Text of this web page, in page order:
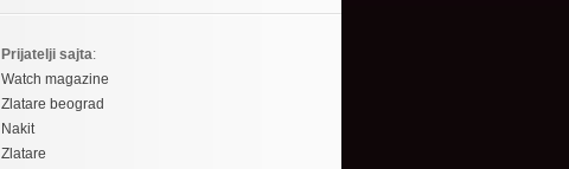
Prijatelji sajta:
Watch magazine
Zlatare beograd
Nakit
Zlatare